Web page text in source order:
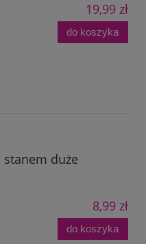
19,99 zł
do koszyka
duże
8,99 zł
do koszyka